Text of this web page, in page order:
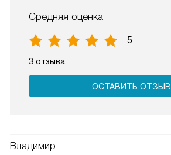
Средняя оценка
5
3 отзыва
ОСТАВИТЬ ОТЗЫВ
Владимир